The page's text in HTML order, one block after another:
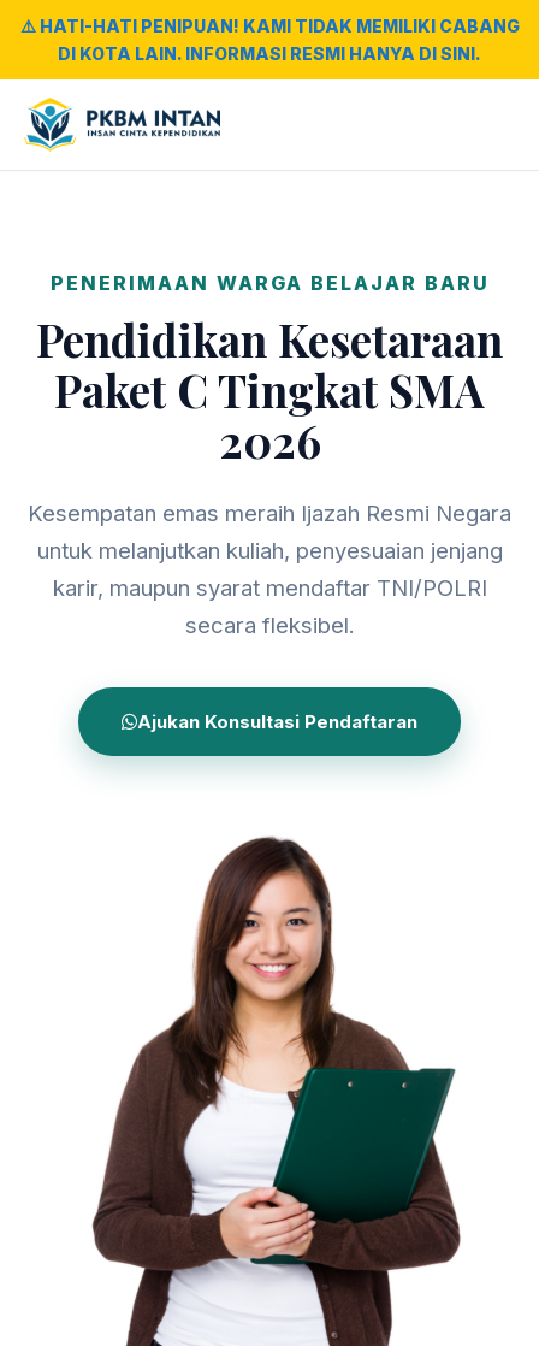
⚠️ HATI-HATI PENIPUAN! KAMI TIDAK MEMILIKI CABANG
DI KOTA LAIN. INFORMASI RESMI HANYA DI SINI.
PENERIMAAN WARGA BELAJAR BARU
Pendidikan Kesetaraan
Paket C Tingkat SMA
2026
Kesempatan emas meraih Ijazah Resmi Negara
untuk melanjutkan kuliah, penyesuaian jenjang
karir, maupun syarat mendaftar TNI/POLRI
secara fleksibel.
Ajukan Konsultasi Pendaftaran